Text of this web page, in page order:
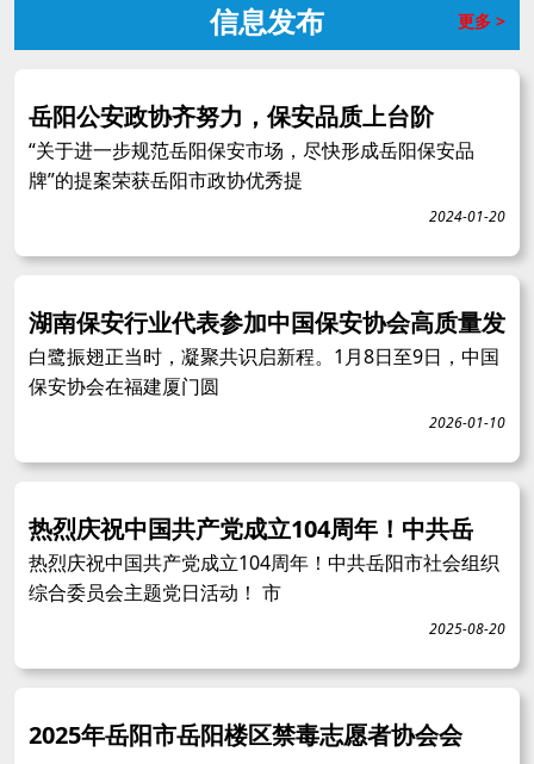
信息发布 更多 >
岳阳公安政协齐努力，保安品质上台阶
“关于进一步规范岳阳保安市场，尽快形成岳阳保安品
牌”的提案荣获岳阳市政协优秀提
2024-01-20
湖南保安行业代表参加中国保安协会高质量发
白鹭振翅正当时，凝聚共识启新程。1月8日至9日，中国
保安协会在福建厦门圆
2026-01-10
热烈庆祝中国共产党成立104周年！中共岳
热烈庆祝中国共产党成立104周年！中共岳阳市社会组织
综合委员会主题党日活动！ 市
2025-08-20
2025年岳阳市岳阳楼区禁毒志愿者协会会